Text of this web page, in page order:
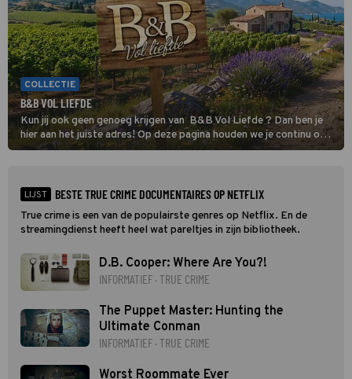
COLLECTIE
B&B VOL LIEFDE
Kun jij ook geen genoeg krijgen van B&B Vol Liefde ? Dan ben je
hier aan het juiste adres! Op deze pagina houden we je continu op
de hoogte van al het nieuws over de datingshow.
LIJST BESTE TRUE CRIME DOCUMENTAIRES OP NETFLIX
True crime is een van de populairste genres op Netflix. En de
streamingdienst heeft heel wat pareltjes in zijn bibliotheek.
D.B. Cooper: Where Are You?!
INFORMATIEF · TRUE CRIME
The Puppet Master: Hunting the
Ultimate Conman
INFORMATIEF · TRUE CRIME
Worst Roommate Ever